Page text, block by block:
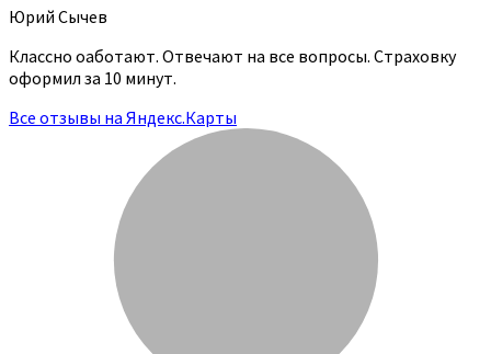
Юрий Сычев
Классно оаботают. Отвечают на все вопросы. Страховку
оформил за 10 минут.
Все отзывы на Яндекс.Карты